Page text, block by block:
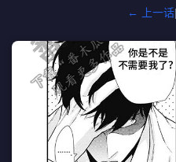
← 上一话|